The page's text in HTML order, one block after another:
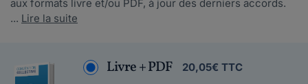
aux formats livre et/ou PDF, à jour des derniers accords.
... Lire la suite
Livre + PDF
20,05€ TTC